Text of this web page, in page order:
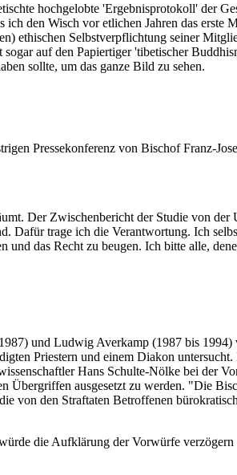
hochgelobte 'Ergebnisprotokoll' der
den Wisch vor etlichen Jahren das erste
ethischen Selbstverpflichtung seiner
auf den Papiertiger 'tibetischer
sollte, um das ganze Bild zu sehen.
Pressekonferenz von Bischof Franz-
Der Zwischenbericht der Studie von der
Dafür trage ich die Verantwortung. Ich
und das Recht zu beugen. Ich bitte alle,
und Ludwig Averkamp (1987 bis 1994)
Priestern und einem Diakon
Hans Schulte-Nölke bei der
Übergriffen ausgesetzt zu werden. "Die
von den Straftaten Betroffenen
die Aufklärung der Vorwürfe verzögern